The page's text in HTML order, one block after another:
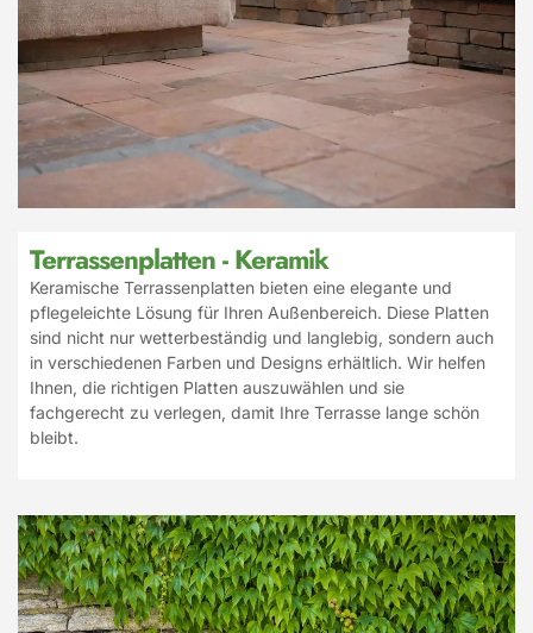
Terrassenplatten - Keramik
Keramische Terrassenplatten bieten eine elegante und
pflegeleichte Lösung für Ihren Außenbereich. Diese Platten
sind nicht nur wetterbeständig und langlebig, sondern auch
in verschiedenen Farben und Designs erhältlich. Wir helfen
Ihnen, die richtigen Platten auszuwählen und sie
fachgerecht zu verlegen, damit Ihre Terrasse lange schön
bleibt.